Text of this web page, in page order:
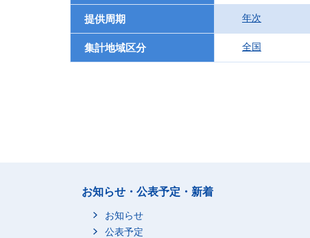
提供周期 年次
集計地域区分 全国
お知らせ・公表予定・新着
お知らせ
公表予定